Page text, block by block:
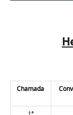
Chamada